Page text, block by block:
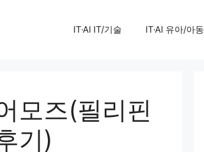
IT·AI IT/기술 IT·AI 유아/아동
모즈(필리핀
기)